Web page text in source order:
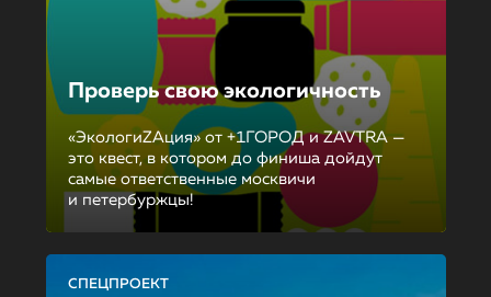
Проверь свою экологичность
«ЭкологиZAция» от +1ГОРОД и ZAVTRA —
это квест, в котором до финиша дойдут
самые ответственные москвичи
и петербуржцы!
СПЕЦПРОЕКТ